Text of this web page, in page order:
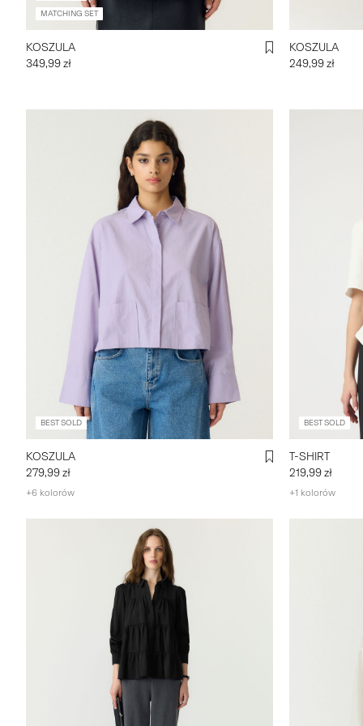
MATCHING SET
KOSZULA
349,99 zł
KOSZULA
249,99 zł
BEST SOLD
KOSZULA
279,99 zł
+6 kolorów
BEST SOLD
T-SHIRT
219,99 zł
+1 kolorów